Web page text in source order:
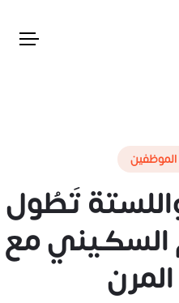
تَطُول
السكيني مع